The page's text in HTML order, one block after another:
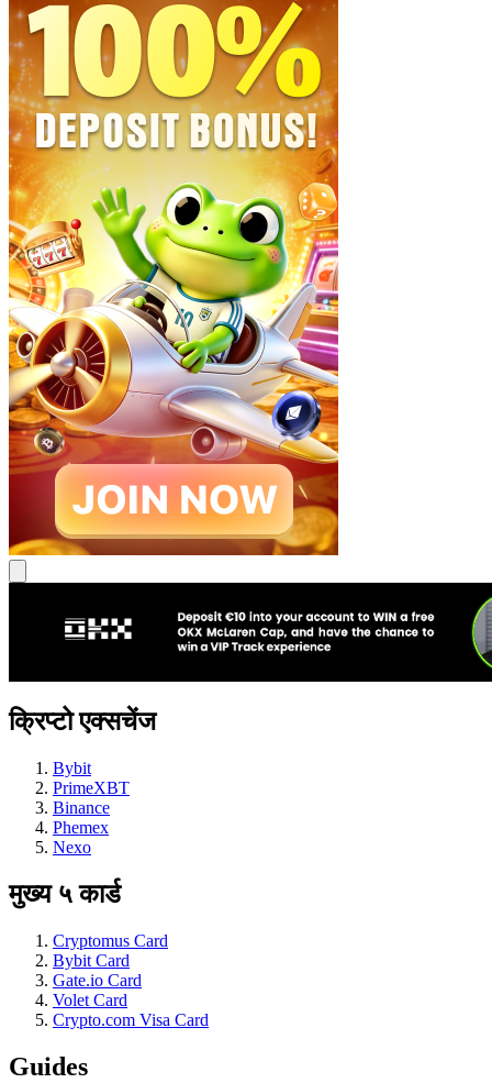
क्रिप्टो एक्सचेंज
Bybit
PrimeXBT
Binance
Phemex
Nexo
मुख्य ५ कार्ड
Cryptomus Card
Bybit Card
Gate.io Card
Volet Card
Crypto.com Visa Card
Guides